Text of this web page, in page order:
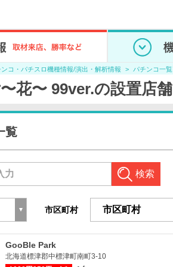
ンコ・パチスロ機種情報/演出・解析情報 パチンコ一覧
花〜 99ver.の設置店舗
覧
検索
市区町村
GooBle Park
北海道標津郡中標津町南町3-10